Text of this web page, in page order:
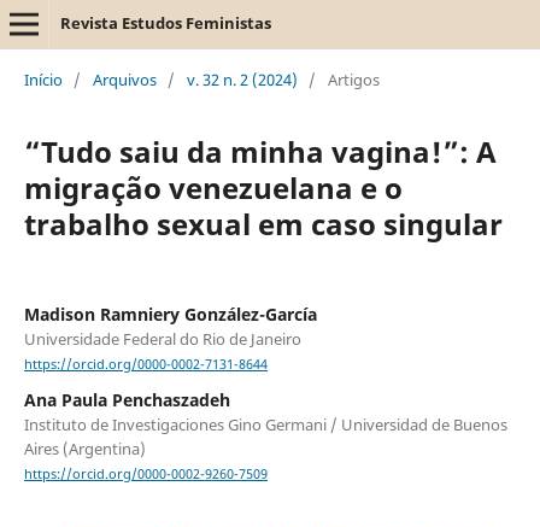
Revista Estudos Feministas
Início / Arquivos / v. 32 n. 2 (2024) / Artigos
“Tudo saiu da minha vagina!”: A
migração venezuelana e o
trabalho sexual em caso singular
Madison Ramniery González-García
Universidade Federal do Rio de Janeiro
https://orcid.org/0000-0002-7131-8644
Ana Paula Penchaszadeh
Instituto de Investigaciones Gino Germani / Universidad de Buenos
Aires (Argentina)
https://orcid.org/0000-0002-9260-7509